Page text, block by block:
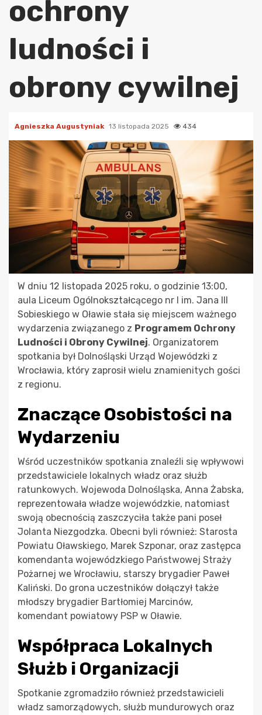
ochrony
ludności i
obrony cywilnej
Agnieszka Augustyniak 13 listopada 2025 434
W dniu 12 listopada 2025 roku, o godzinie 13:00,
aula Liceum Ogólnokształcącego nr I im. Jana III
Sobieskiego w Oławie stała się miejscem ważnego
wydarzenia związanego z Programem Ochrony
Ludności i Obrony Cywilnej. Organizatorem
spotkania był Dolnośląski Urząd Wojewódzki z
Wrocławia, który zaprosił wielu znamienitych gości
z regionu.
Znaczące Osobistości na
Wydarzeniu
Wśród uczestników spotkania znaleźli się wpływowi
przedstawiciele lokalnych władz oraz służb
ratunkowych. Wojewoda Dolnośląska, Anna Żabska,
reprezentowała władze wojewódzkie, natomiast
swoją obecnością zaszczyciła także pani poseł
Jolanta Niezgodzka. Obecni byli również: Starosta
Powiatu Oławskiego, Marek Szponar, oraz zastępca
komendanta wojewódzkiego Państwowej Straży
Pożarnej we Wrocławiu, starszy brygadier Paweł
Kaliński. Do grona uczestników dołączył także
młodszy brygadier Bartłomiej Marcinów,
komendant powiatowy PSP w Oławie.
Współpraca Lokalnych
Służb i Organizacji
Spotkanie zgromadziło również przedstawicieli
władz samorządowych, służb mundurowych oraz